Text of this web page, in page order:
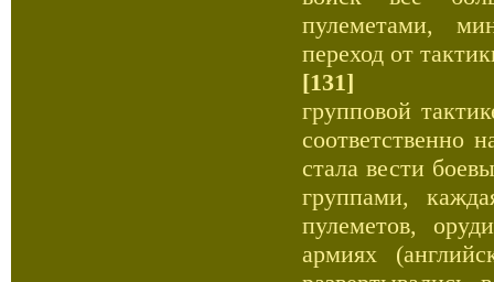
пулеметами,
переход от
[131]
групповой
соответственно
стала вести
группами,
пулеметов,
армиях